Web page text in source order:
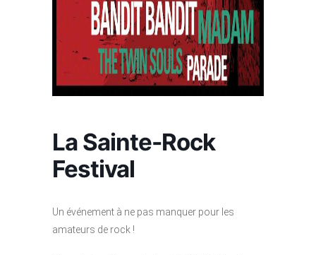
La Sainte-Rock
Festival
Un événement à ne pas manquer pour les
amateurs de rock !